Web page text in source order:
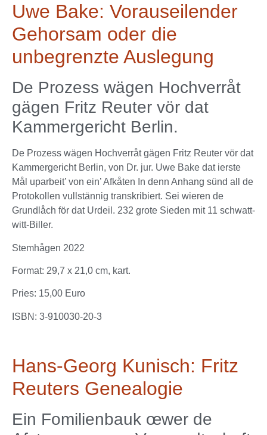
Uwe Bake: Vorauseilender
Gehorsam oder die
unbegrenzte Auslegung
De Prozess wägen Hochverråt
gägen Fritz Reuter vör dat
Kammergericht Berlin.
De Prozess wägen Hochverråt gägen Fritz Reuter vör dat
Kammergericht Berlin, von Dr. jur. Uwe Bake dat ierste
Mål uparbeit’ von ein’ Afkåten In denn Anhang sünd all de
Protokollen vullstännig transkribiert. Sei wieren de
Grundlåch för dat Urdeil. 232 grote Sieden mit 11 schwatt-
witt-Biller.
Stemhågen 2022
Format: 29,7 x 21,0 cm, kart.
Pries: 15,00 Euro
ISBN: 3-910030-20-3
Hans-Georg Kunisch: Fritz
Reuters Genealogie
Ein Fomilienbauk œwer de